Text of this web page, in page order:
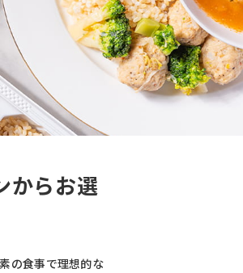
からお選
の食事で理想的な